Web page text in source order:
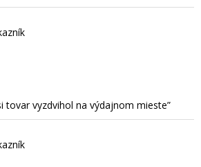
tovar vyzdvihol na výdajnom mieste